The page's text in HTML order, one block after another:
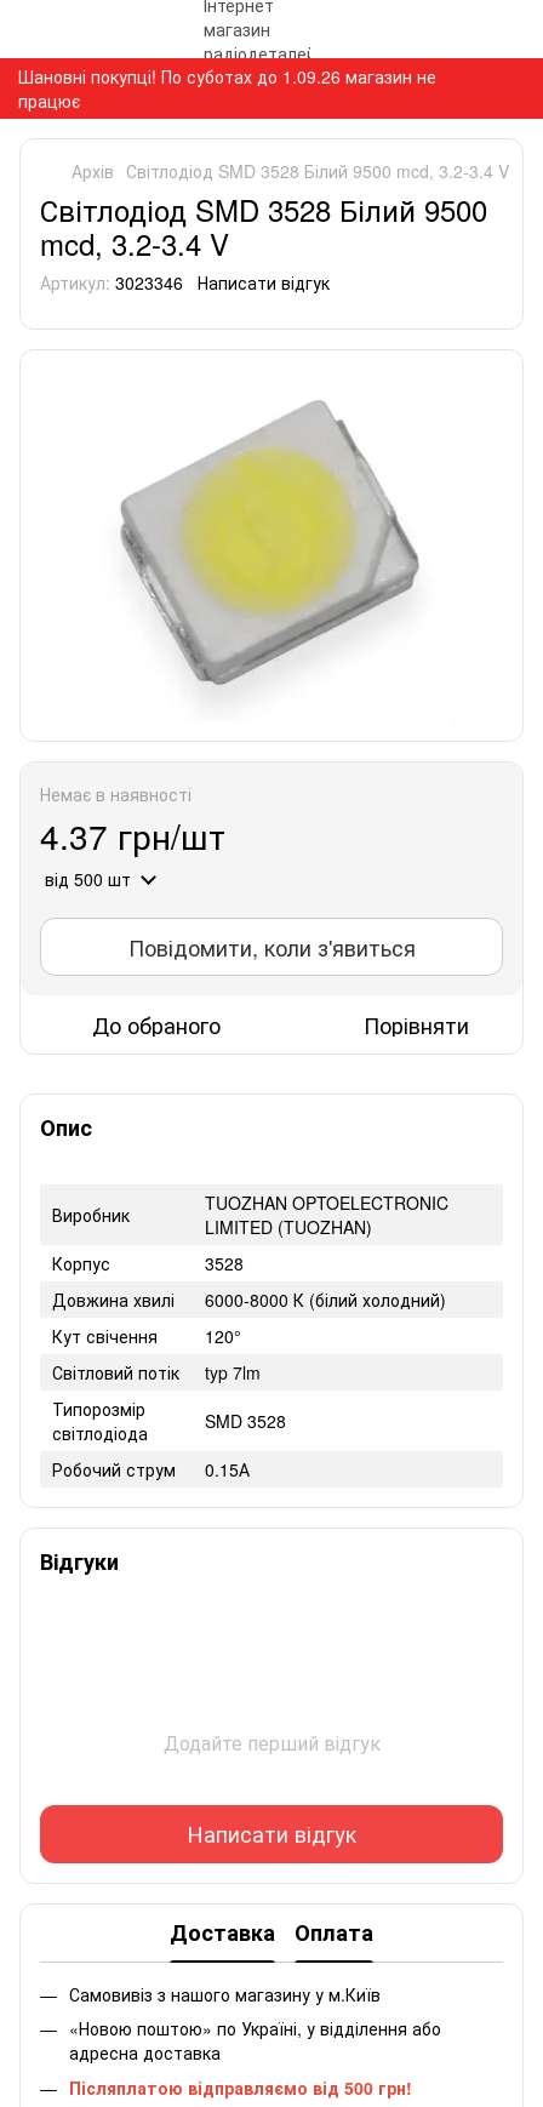
Шановні покупці! По суботах до 1.09.26 магазин не
працює
Архів Світлодіод SMD 3528 Білий 9500 mcd, 3.2-3.4 V
Світлодіод SMD 3528 Білий 9500
mcd, 3.2-3.4 V
Артикул: 3023346 Написати відгук
Немає в наявності
4.37 грн/шт
від 500 шт
Повідомити, коли з'явиться
До обраного Порівняти
Опис
Виробник
TUOZHAN OPTOELECTRONIC
LIMITED (TUOZHAN)
Корпус
3528
Довжина хвилі
6000-8000 К (білий холодний)
Кут свічення
120°
Світловий потік
typ 7lm
Типорозмір
світлодіода
SMD 3528
Робочий струм
0.15А
Відгуки
Додайте перший відгук
Написати відгук
Доставка Оплата
Самовивіз з нашого магазину у м.Київ
«Новою поштою» по Україні, у відділення або
адресна доставка
Післяплатою відправляємо від 500 грн!